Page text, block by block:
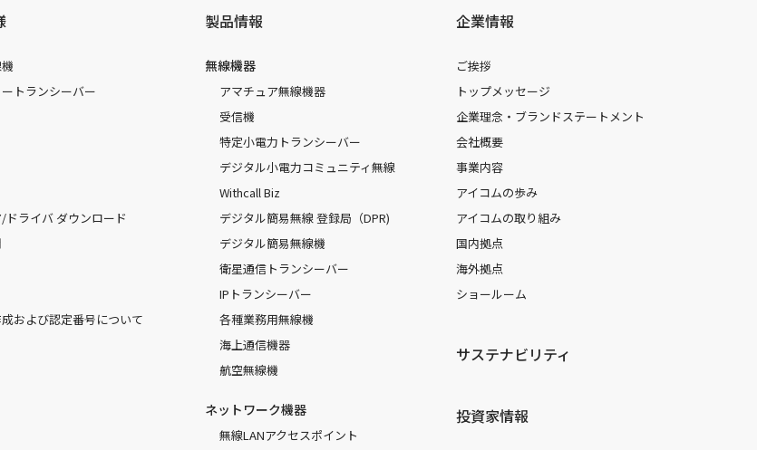
トランシーバー
ドライバ ダウンロード
および認定番号について
製品情報
無線機器
アマチュア無線機器
受信機
特定小電力トランシーバー
デジタル小電力コミュニティ無線
Withcall Biz
デジタル簡易無線 登録局（DPR)
デジタル簡易無線機
衛星通信トランシーバー
IPトランシーバー
各種業務用無線機
海上通信機器
航空無線機
ネットワーク機器
無線LANアクセスポイント
企業情報
ご挨拶
トップメッセージ
企業理念・ブランドステートメント
会社概要
事業内容
アイコムの歩み
アイコムの取り組み
国内拠点
海外拠点
ショールーム
サステナビリティ
投資家情報